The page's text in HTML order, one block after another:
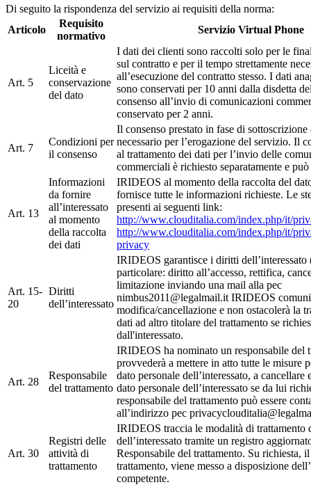
Di seguito la rispondenza del servizio ai requisiti della norma:
Articolo
Requisito
normativo
Servizio Virtual Phone
Art. 5
Liceità e
conservazione
del dato
I dati dei clienti sono raccolti solo per le
sul contratto e per il tempo strettamente
all’esecuzione del contratto stesso. I dati
sono conservati per 10 anni dalla disdetta
consenso all’invio di comunicazioni
conservato per 2 anni.
Art. 7
Condizioni per
il consenso
Il consenso prestato in fase di sottoscrizione
necessario per l’erogazione del servizio. Il
al trattamento dei dati per l’invio delle
commerciali è richiesto separatamente e
Art. 13
Informazioni
da fornire
all’interessato
al momento
della raccolta
dei dati
IRIDEOS al momento della raccolta del
fornisce tutte le informazioni richieste. Le
presenti ai seguenti link:
http://www.clouditalia.com/index.php/it/
http://www.clouditalia.com/index.php/it/
privacy
Art. 15-
20
Diritti
dell’interessato
IRIDEOS garantisce i diritti dell’interessato
particolare: diritto all’accesso, rettifica,
limitazione inviando una mail alla pec
nimbus2011@legalmail.it IRIDEOS
modifica/cancellazione e non ostacolerà la
dati ad altro titolare del trattamento se
dall'interessato.
Art. 28
Responsabile
del trattamento
IRIDEOS ha nominato un responsabile del
provvederà a mettere in atto tutte le misure
dato personale dell’interessato, a
dato personale dell’interessato se da lui
responsabile del trattamento può essere
all’indirizzo pec
Art. 30
Registri delle
attività di
trattamento
IRIDEOS traccia le modalità di trattamento
dell’interessato tramite un registro
Responsabile del trattamento. Su richiesta,
trattamento, viene messo a disposizione
competente.